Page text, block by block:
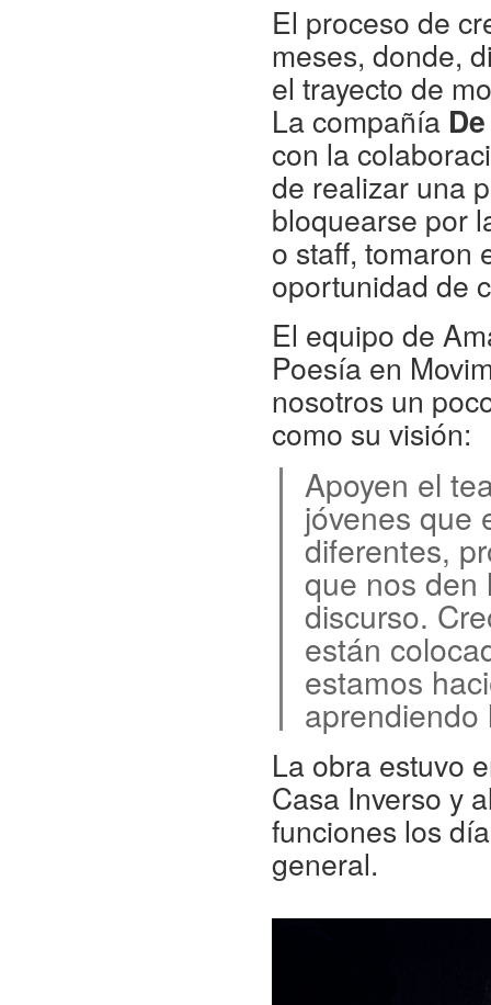
El proceso de
meses, donde,
el trayecto de
La compañía
con la
de realizar una
bloquearse por
o staff, tomaron
oportunidad de
El equipo de
Poesía en
nosotros un
como su visión:
Apoyen el
jóvenes que
diferentes,
que nos den
discurso.
están
estamos
aprendiendo
La obra estuvo
Casa Inverso y
funciones los
general.